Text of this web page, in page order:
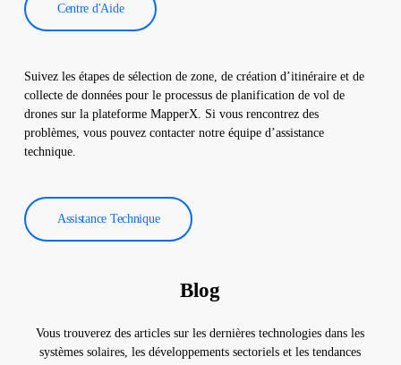
Centre d'Aide
Suivez les étapes de sélection de zone, de création d’itinéraire et de
collecte de données pour le processus de planification de vol de
drones sur la plateforme MapperX. Si vous rencontrez des
problèmes, vous pouvez contacter notre équipe d’assistance
technique.
Assistance Technique
Blog
Vous trouverez des articles sur les dernières technologies dans les
systèmes solaires, les développements sectoriels et les tendances